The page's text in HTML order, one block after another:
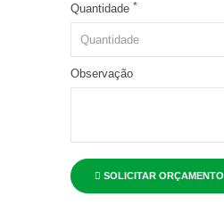
Quantidade *
Observação
SOLICITAR ORÇAMENTO